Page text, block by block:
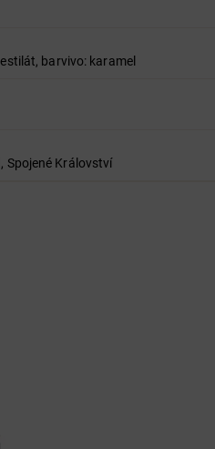
barvivo: karamel
Spojené Království